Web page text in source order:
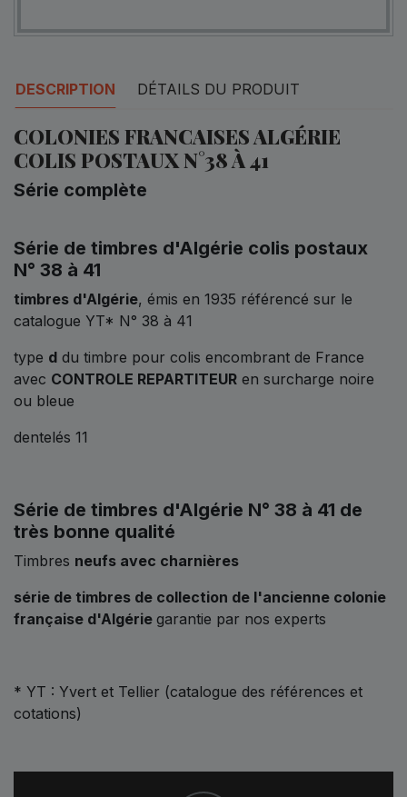
DESCRIPTION DÉTAILS DU PRODUIT
COLONIES FRANCAISES ALGÉRIE
COLIS POSTAUX N°38 À 41
Série complète
Série de timbres d'Algérie colis postaux
N° 38 à 41
timbres d'Algérie, émis en 1935 référencé sur le
catalogue YT* N° 38 à 41
type d du timbre pour colis encombrant de France
avec CONTROLE REPARTITEUR en surcharge noire
ou bleue
dentelés 11
Série de timbres d'Algérie N° 38 à 41 de
très bonne qualité
Timbres neufs avec charnières
série de timbres de collection de l'ancienne colonie
française d'Algérie garantie par nos experts
* YT : Yvert et Tellier (catalogue des références et
cotations)